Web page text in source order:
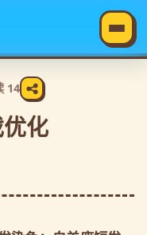
14
化